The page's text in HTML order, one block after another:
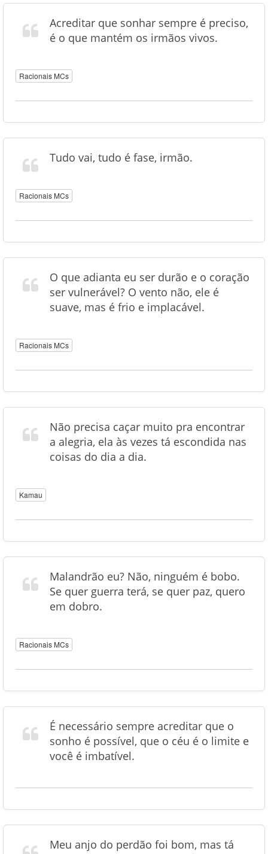
Acreditar que sonhar sempre é preciso,
é o que mantém os irmãos vivos.
Racionais MCs
Tudo vai, tudo é fase, irmão.
Racionais MCs
O que adianta eu ser durão e o coração
ser vulnerável? O vento não, ele é
suave, mas é frio e implacável.
Racionais MCs
Não precisa caçar muito pra encontrar
a alegria, ela às vezes tá escondida nas
coisas do dia a dia.
Kamau
Malandrão eu? Não, ninguém é bobo.
Se quer guerra terá, se quer paz, quero
em dobro.
Racionais MCs
É necessário sempre acreditar que o
sonho é possível, que o céu é o limite e
você é imbatível.
Meu anjo do perdão foi bom, mas tá